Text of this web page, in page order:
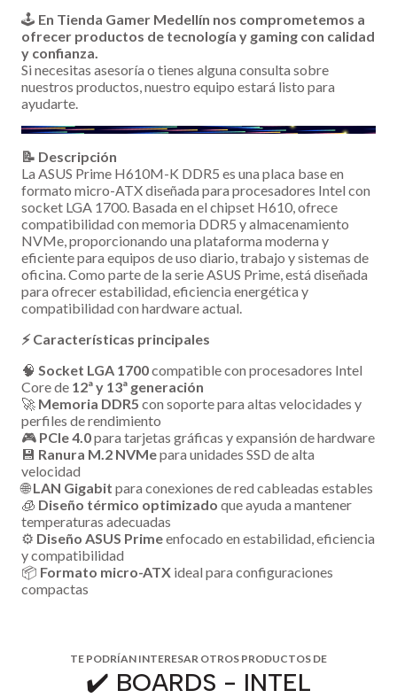
🕹️ En Tienda Gamer Medellín nos comprometemos a
ofrecer productos de tecnología y gaming con calidad
y confianza.
Si necesitas asesoría o tienes alguna consulta sobre
nuestros productos, nuestro equipo estará listo para
ayudarte.
📝 Descripción
La ASUS Prime H610M-K DDR5 es una placa base en
formato micro-ATX diseñada para procesadores Intel con
socket LGA 1700. Basada en el chipset H610, ofrece
compatibilidad con memoria DDR5 y almacenamiento
NVMe, proporcionando una plataforma moderna y
eficiente para equipos de uso diario, trabajo y sistemas de
oficina. Como parte de la serie ASUS Prime, está diseñada
para ofrecer estabilidad, eficiencia energética y
compatibilidad con hardware actual.
⚡ Características principales
🧠 Socket LGA 1700compatible con procesadores Intel
Core de 12ª y 13ª generación
🚀 Memoria DDR5 con soporte para altas velocidades y
perfiles de rendimiento
🎮 PCIe 4.0para tarjetas gráficas y expansión de hardware
💾 Ranura M.2 NVMepara unidades SSD de alta
velocidad
🌐LAN Gigabit para conexiones de red cableadas estables
🧊 Diseño térmico optimizado que ayuda a mantener
temperaturas adecuadas
⚙️ Diseño ASUS Primeenfocado en estabilidad, eficiencia
y compatibilidad
📦 Formato micro-ATX ideal para configuraciones
compactas
TE PODRÍAN INTERESAR OTROS PRODUCTOS DE
✔️ BOARDS - INTEL